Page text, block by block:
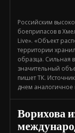
Российским
боеприпасов в
Live». «Объект
территории
образца. Сильная
значительный
пишет ТК.
днем аналогичное
Ворихова